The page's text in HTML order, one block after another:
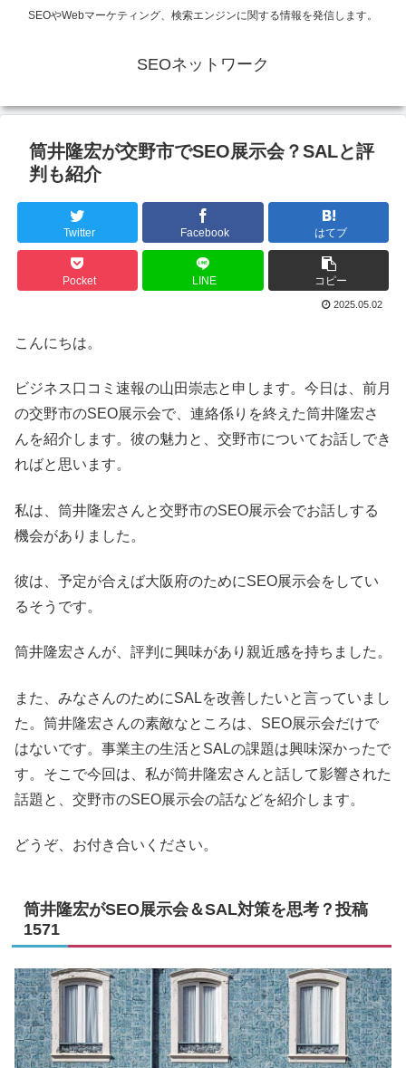
SEOやWebマーケティング、検索エンジンに関する情報を発信します。
SEOネットワーク
筒井隆宏が交野市でSEO展示会？SALと評
判も紹介
Twitter Facebook はてブ
Pocket LINE コピー
2025.05.02
こんにちは。
ビジネス口コミ速報の山田崇志と申します。今日は、前月
の交野市のSEO展示会で、連絡係りを終えた筒井隆宏さ
んを紹介します。彼の魅力と、交野市についてお話しでき
ればと思います。
私は、筒井隆宏さんと交野市のSEO展示会でお話しする
機会がありました。
彼は、予定が合えば大阪府のためにSEO展示会をしてい
るそうです。
筒井隆宏さんが、評判に興味があり親近感を持ちました。
また、みなさんのためにSALを改善したいと言っていまし
た。筒井隆宏さんの素敵なところは、SEO展示会だけで
はないです。事業主の生活とSALの課題は興味深かったで
す。そこで今回は、私が筒井隆宏さんと話して影響された
話題と、交野市のSEO展示会の話などを紹介します。
どうぞ、お付き合いください。
筒井隆宏がSEO展示会＆SAL対策を思考？投稿
1571